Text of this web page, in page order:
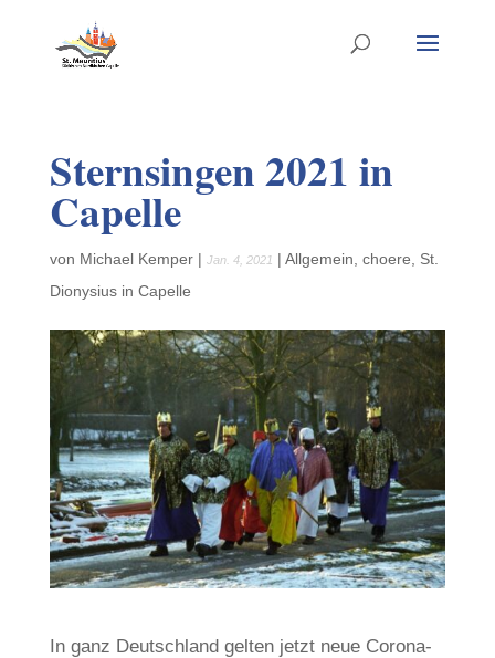
Sternsingen 2021 in
Capelle
von Michael Kemper| Jan. 4, 2021 | Allgemein choere
St.
Dionysius in Capelle
In ganz Deutschland gelten jetzt neue Corona-